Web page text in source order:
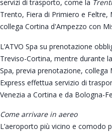
servizi di trasporto, come la
Trento, Fiera di Primiero e Feltre,
collega Cortina d'Ampezzo con
L’ATVO Spa su prenotazione
Treviso-Cortina, mentre durante
Spa, previa prenotazione, collega
Express effettua servizio di
Venezia a Cortina e da Bologna-
Come arrivare in aereo
L’aeroporto più vicino e comodo